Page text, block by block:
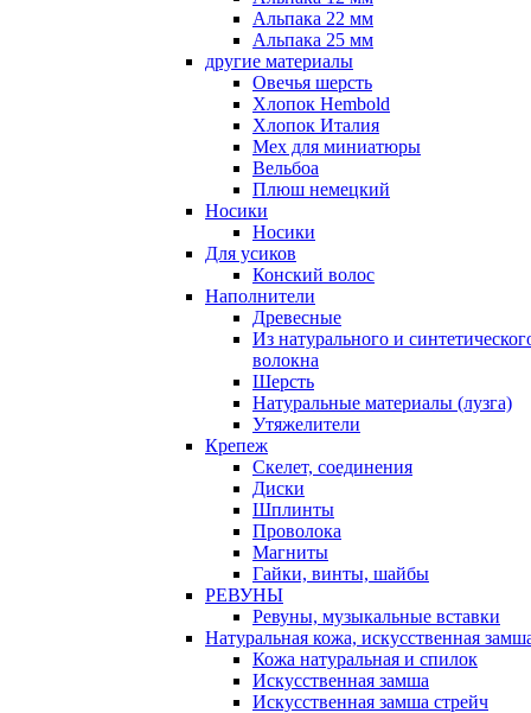
Альпака 22 мм
Альпака 25 мм
другие материалы
Овечья шерсть
Хлопок Hembold
Хлопок Италия
Мех для миниатюры
Вельбоа
Плюш немецкий
Носики
Носики
Для усиков
Конский волос
Наполнители
Древесные
Из натурального и
волокна
Шерсть
Натуральные материалы (лузга)
Утяжелители
Крепеж
Скелет, соединения
Диски
Шплинты
Проволока
Магниты
Гайки, винты, шайбы
РЕВУНЫ
Ревуны, музыкальные вставки
Натуральная кожа, искусственная
Кожа натуральная и спилок
Искусственная замша
Искусственная замша стрейч